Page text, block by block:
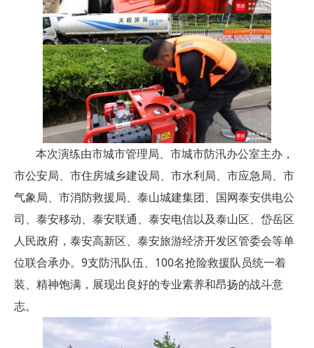
本次演练由市城市管理局、市城市防汛办公室主办，
市公安局、市住房城乡建设局、市水利局、市应急局、市
气象局、市消防救援局、泰山城建集团、国网泰安供电公
司、泰安移动、泰安联通、泰安电信以及泰山区、岱岳区
人民政府，泰安高新区、泰安旅游经济开发区管委会等单
位联合承办。9支防汛队伍、100名抢险救援队员统一着
装、精神饱满，展现出良好的专业素养和昂扬的战斗意
志。